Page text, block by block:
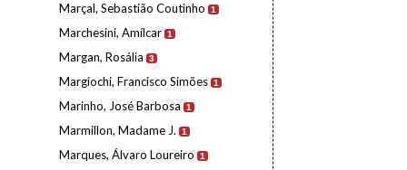
Marçal, Sebastião Coutinho 1
Marchesini, Amílcar 1
Margan, Rosália 3
Margiochi, Francisco Simões 1
Marinho, José Barbosa 1
Marmillon, Madame J. 1
Marques, Álvaro Loureiro 1